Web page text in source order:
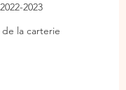
2023
la carterie